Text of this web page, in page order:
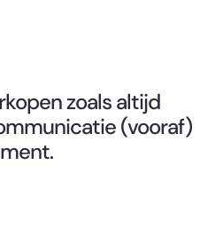
zoals altijd
(vooraf)